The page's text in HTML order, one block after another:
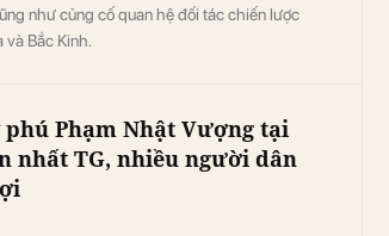
như củng cố quan hệ đối tác chiến lược
Bắc Kinh.
Phạm Nhật Vượng tại
nhất TG, nhiều người dân